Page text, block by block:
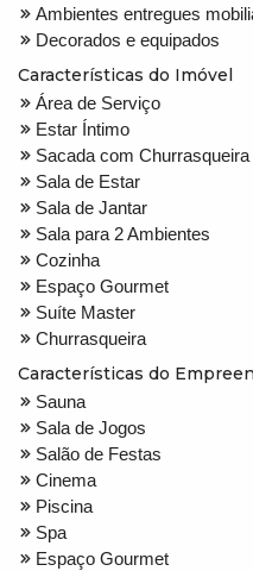
Ambientes entregues
Decorados e equipados
Características do Imóvel
Área de Serviço
Estar Íntimo
Sacada com Churrasqueira
Sala de Estar
Sala de Jantar
Sala para 2 Ambientes
Cozinha
Espaço Gourmet
Suíte Master
Churrasqueira
Características do
Sauna
Sala de Jogos
Salão de Festas
Cinema
Piscina
Spa
Espaço Gourmet